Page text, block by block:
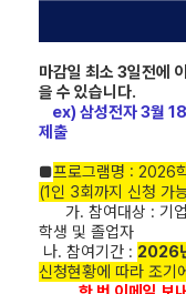
마감일 최소 3일전에
을 수 있습니다.
ex) 삼성전자 3월
제출
■프로그램명 : 2026
(1인 3회까지 신청 가
가. 참여대상 : 기
학생 및 졸업자
나. 참여기간 : 2026
신청현황에 따라 조기